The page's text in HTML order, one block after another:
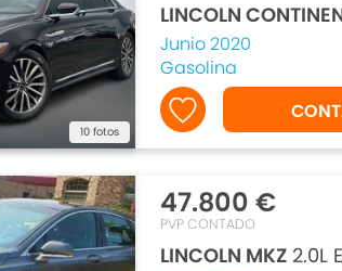
10 fotos
LINCOLN
Junio 2020
Gasolina
47.800 €
PVP CONTADO
LINCOLN MKZ2.0L